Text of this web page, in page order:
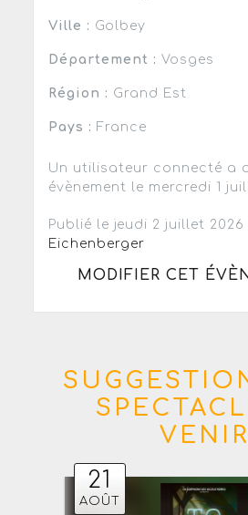
Ville : Golbey
Département : Vosges
Région : Grand Est
Pays : France
Un utilisateur connecté a
évènement le mercredi 1
Publié le jeudi 2 juillet
Eichenberger
MODIFIER CET
VENIR
21
AOÛT